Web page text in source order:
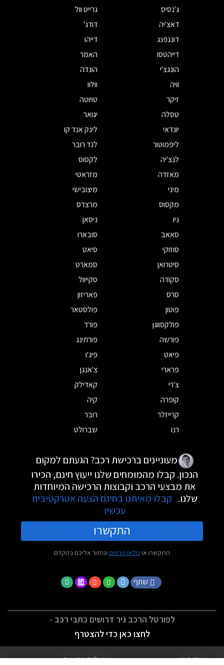
ג'נסיס
גרייט וול
דאצ'יה
דודג'
דונגפנג
דייהו
דייהטסו
האמר
הונגצ'י
הונדה
וויה
וולוו
זיקר
טויוטה
טסלה
יגואר
יונדאי
לינק אנד קו
ליפמוטור
לנד רובר
לנצ'יה
לקסוס
מאזדה
מזראטי
מיני
מיצובישי
מקסוס
מרצדס
ניו
ניסאן
סאאב
סובארו
סוזוקי
סיאט
סיטרואן
סמארט
סקודה
סקייוול
סרס
פאריזון
פוטון
פולסטאר
פולקסווגן
פורד
פורשה
פורתינג
פיאט
פיג'ו
פרארי
צ'אנגן
צ'רי
קאדילק
קופרה
קיה
קרייזלר
רובר
רנו
שברולט
מעוניינים ברכישת רכב? הגעתם למקום
הנכון. קבלו מהמומחים שלנו ייעוץ חינם, הכירו
את מבצעי הרכב וקבוצות הרכישה המיוחדות
שלנו. קבלו מאיתנו בחינם הצעה אטרקטיבית
עכשיו
התקשרו
התקשרו או מלאו פרטים ונחזור אליכם בהקדם
שתף
לפורטל הרכב גיר דרושים כתבי רכב -
לחצו כאן כדי להצטרף
אודותינו שאלות נפוצות